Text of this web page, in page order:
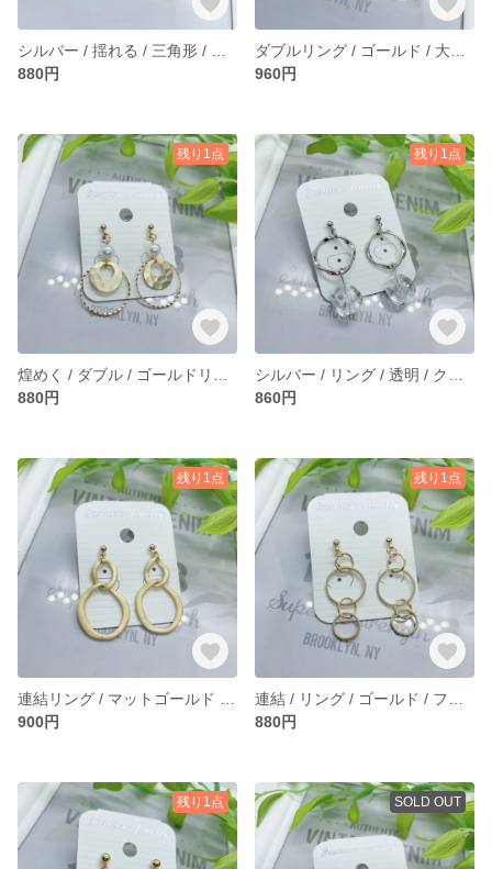
880円
960円
残り1点
880円
残り1点
860円
残り1点
900円
残り1点
880円
残り1点 SOLD OUT